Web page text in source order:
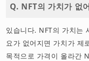
Q. NFT의 가치가 없
있습니다. NFT의 가치는
요가 없어지면 가치가 제
목적으로 가격이 올라간